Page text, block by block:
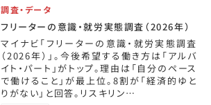
調査・データ
フリーターの意識・就労実態調査（2026年）
マイナビ「フリーターの意識・就労実態調査
（2026年）」。今後希望する働き方は「アルバ
イト・パート」がトップ。理由は「自分のペース
で働けること」が最上位。8割が「経済的ゆと
りがない」と回答。リスキリン…